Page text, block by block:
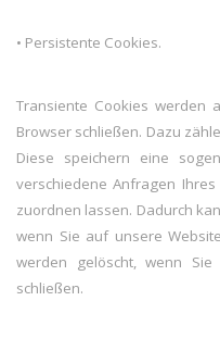
• Persistente Cookies.
Transiente Cookies werden
Browser schließen. Dazu
Diese speichern eine
verschiedene Anfragen
zuordnen lassen. Dadurch
wenn Sie auf unsere
werden gelöscht, wenn
schließen.